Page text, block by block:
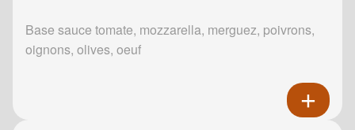
Base sauce tomate, mozzarella, merguez, poivrons,
oignons, olives, oeuf